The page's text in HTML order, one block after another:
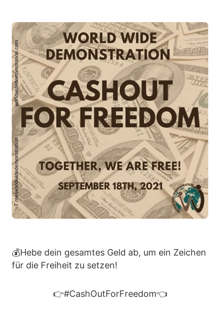
💰Hebe dein gesamtes Geld ab, um ein Zeichen
für die Freiheit zu setzen!
👉#CashOutForFreedom👈